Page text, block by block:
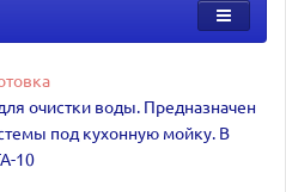
очистки воды. Предназначен
под кухонную мойку. В
10